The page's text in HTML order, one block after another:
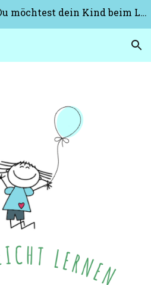
Schön, dass du da bist! Du möchtest dein Kind beim Lernen unterstützen? Spielerisch und effektiv? Hier findest du die besten Tipps und Tricks!